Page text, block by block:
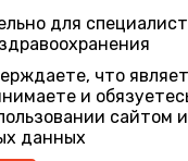
по
научный
для
что
и
сайтом и
данных